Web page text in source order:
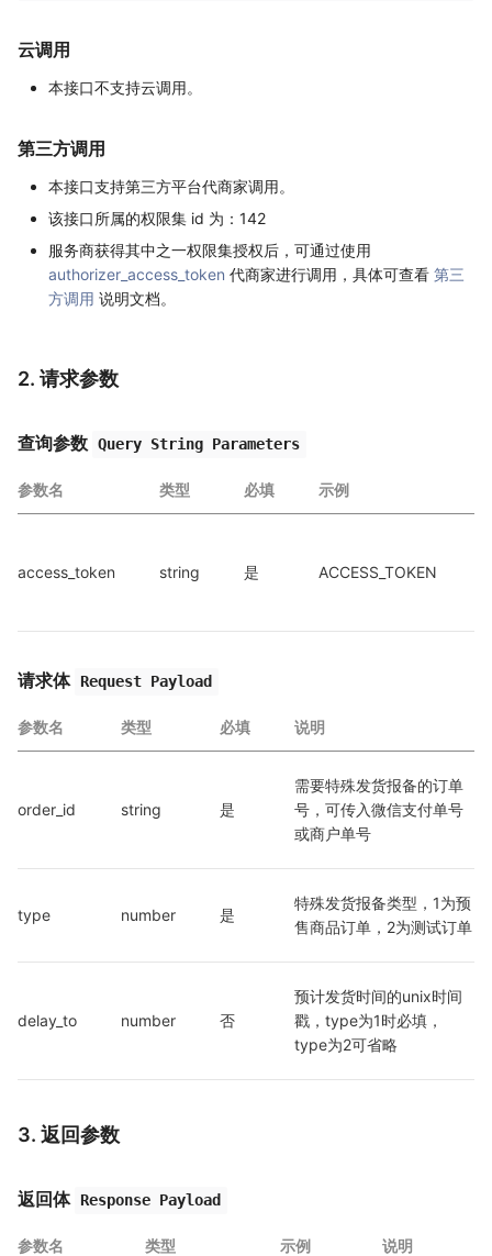
云调用
本接口不支持云调用。
第三方调用
本接口支持第三方平台代商家调用。
该接口所属的权限集 id 为：142
服务商获得其中之一权限集授权后，可通过使用
authorizer_access_token 代商家进行调用，具体可查看 第三
方调用 说明文档。
2. 请求参数
查询参数 Query String Parameters
参数名 类型 必填 示例
access_token string 是 ACCESS_TOKEN
请求体 Request Payload
参数名 类型 必填 说明
order_id string 是
需要特殊发货报备的订单
号，可传入微信支付单号
或商户单号
type number 是
特殊发货报备类型，1为预
售商品订单，2为测试订单
delay_to number 否
预计发货时间的unix时间
戳，type为1时必填，
type为2可省略
3. 返回参数
返回体 Response Payload
参数名 类型 示例 说明